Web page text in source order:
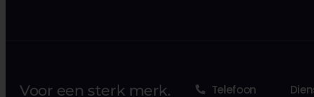
Voor een sterk merk.
Telefoon